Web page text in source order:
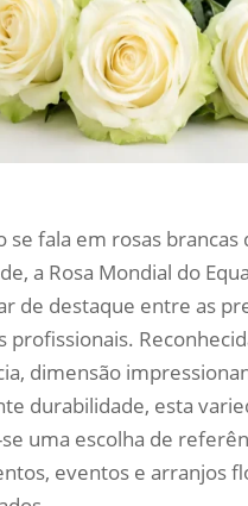
se fala em rosas brancas
a Rosa Mondial do
de destaque entre as
profissionais.
dimensão
durabilidade, esta
uma escolha de
eventos e arranjos